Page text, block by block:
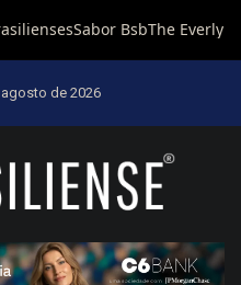
de 2026
trabalha por Brasília